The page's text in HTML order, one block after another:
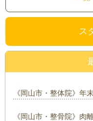
ス
《岡山市・整体院》年
《岡山市・整骨院》肉